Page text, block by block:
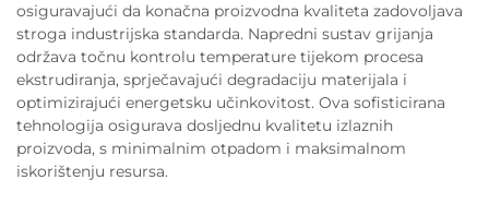
osiguravajući da konačna proizvodna kvaliteta zadovoljava
stroga industrijska standarda. Napredni sustav grijanja
održava točnu kontrolu temperature tijekom procesa
ekstrudiranja, sprječavajući degradaciju materijala i
optimizirajući energetsku učinkovitost. Ova sofisticirana
tehnologija osigurava dosljednu kvalitetu izlaznih
proizvoda, s minimalnim otpadom i maksimalnom
iskorištenju resursa.